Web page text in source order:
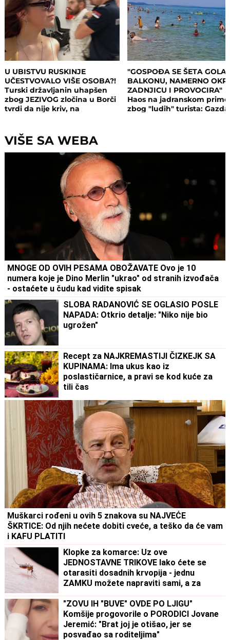
U UBISTVU RUSKINJE
UČESTVOVALO VIŠE OSOBA?!
Turski državljanin uhapšen
zbog JEZIVOG zločina u Borči
tvrdi da nije kriv, na
odnosu bili
"GOSPOĐA SE ŠETA GOLA
BALKONU, NAMERNO
ZADNJICU I PROVOCIRA"
Haos na jadranskom
zbog "ludih" turista:
VIŠE SA WEBA
MNOGE OD OVIH PESAMA OBOŽAVATE Ovo je 10
numera koje je Dino Merlin "ukrao" od stranih izvođača
- ostaćete u čudu kad vidite spisak
SLOBA RADANOVIĆ SE OGLASIO POSLE
NAPADA: Otkrio detalje: "Niko nije bio
ugrožen"
Recept za NAJKREMASTIJI ČIZKEJK SA
KUPINAMA: Ima ukus kao iz
poslastičarnice, a pravi se kod kuće za
tili čas
Muškarci rođeni u ovih 5 znakova su NAJVEĆE
ŠKRTICE: Od njih nećete dobiti cveće, a teško da će vam
i KAFU PLATITI
Klopke za komarce: Uz ove
JEDNOSTAVNE TRIKOVE lako ćete se
otarasiti dosadnih krvopija - jednu
ZAMKU možete napraviti sami, a za
"ZOVU IH "BUVE" OVDE PO LJIGU"
Komšije progovorile o PORODICI Jovane
Jeremić: "Brat joj je otišao, jer se
posvađao sa roditeljima"